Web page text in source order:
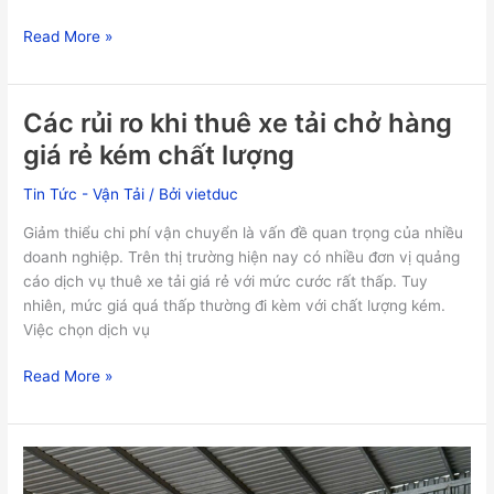
Read More »
Các rủi ro khi thuê xe tải chở hàng
giá rẻ kém chất lượng
Tin Tức - Vận Tải / Bởivietduc
Giảm thiểu chi phí vận chuyển là vấn đề quan trọng của nhiều
doanh nghiệp. Trên thị trường hiện nay có nhiều đơn vị quảng
cáo dịch vụ thuê xe tải giá rẻ với mức cước rất thấp. Tuy
nhiên, mức giá quá thấp thường đi kèm với chất lượng kém.
Việc chọn dịch vụ
Các
ro
khi
xe
tải
chở
hàng
giá
kém
Read More »
Dịch
vụ